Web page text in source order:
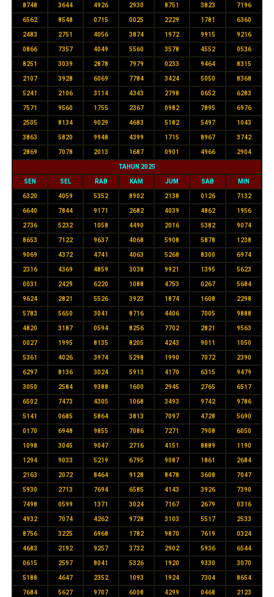
8748 3644 4926 2930 8751 3823 7196
6562 8548 0715 0025 2229 1781 6360
2483 2751 4056 3874 1972 9915 9216
0866 7357 4049 5560 3578 4552 0536
8251 3039 2878 7979 0233 9464 8315
2107 3928 6069 7784 3424 5050 8368
5241 2106 3114 4343 2798 0652 6283
7571 9560 1755 2367 0982 7895 6976
2505 8134 9029 4683 5182 5497 1043
3863 5820 9948 4399 1715 8967 3742
2869 7078 2013 1687 0901 4966 2904
TAHUN 2025
SEN SEL RAB KAM JUM SAB MIN
6320 4059 5352 8902 2138 0126 7132
6640 7844 9171 2682 4039 4862 1956
2736 5232 1058 4490 2016 5382 9074
8653 7122 9637 4068 5908 5878 1238
9069 4372 4741 4063 5268 8300 6974
2316 4369 4859 3038 9921 1395 5623
0031 2429 6220 1088 4753 0267 5684
9624 2821 5526 3923 1874 1608 2298
5783 5650 3041 8716 4406 7005 9888
4820 3187 0594 8256 7702 2821 9563
0027 1995 8135 8205 4243 9011 1050
5361 4026 3974 5298 1990 7072 2390
6297 8136 3024 5913 4170 6315 9479
3050 2584 9388 1600 2945 2765 6517
6502 7473 4305 1068 3493 9742 9786
5141 0685 5864 3813 7097 4728 5690
0170 6948 9855 7086 7271 7908 6050
1098 3045 9047 2716 4151 8889 1190
1294 9033 5219 6795 9087 1861 2684
2163 2072 8464 9128 8478 3608 7047
5930 2713 7694 6585 4143 3926 7390
7498 0599 1371 3024 7167 2679 0316
4932 7074 4262 9728 3103 5517 2533
8756 3225 6968 1782 9870 7619 0324
4683 2192 9257 3732 2902 5936 6544
0615 2597 8041 5326 1920 9330 3070
5188 4647 2352 1093 1924 7304 8654
7684 5627 9707 6008 4299 0468 2123